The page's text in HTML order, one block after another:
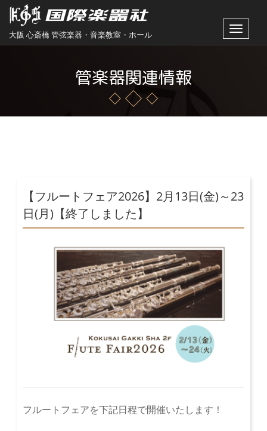
大阪 心斎橋 管弦楽器・音楽教室・ホール
Toggle
管楽器関連情報
【フルートフェア2026】2月13日(金)～23
日(月)【終了しました】
フルートフェアを下記日程で開催いたします！